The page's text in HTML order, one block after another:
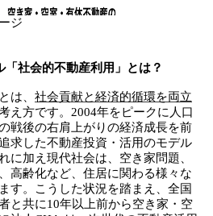
ジ
社会的不動産利用」とは？
は、 社会貢献と経済的循環を両立
え方です。2004年をピークに人口
戦後の右肩上がりの経済成長を前
求した不動産投資・活用のモデル
に加え現代社会は、空き家問題、
高齢化など、住居に関わる様々な
す。こうした状況を踏まえ、全国
と共に10年以上前から空き家・空